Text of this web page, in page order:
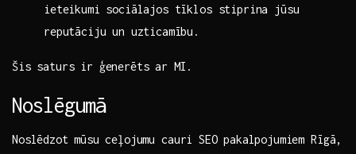
ieteikumi sociālajos‍ tīklos ​stiprina jūsu​
reputāciju un uzticamību.
Šis saturs ir ģenerēts ⁣ar MI.
Noslēgumā
Noslēdzot mūsu ⁣ceļojumu cauri⁤ SEO pakalpojumiem Rīgā,